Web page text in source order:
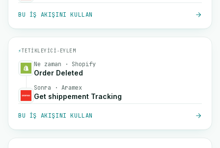
BU IŞ AKIŞINI KULLAN
⚡TETIKLEYICI→EYLEM
Ne zaman · Shopify
Order Deleted
Sonra · Aramex
Get shippement Tracking
BU IŞ AKIŞINI KULLAN